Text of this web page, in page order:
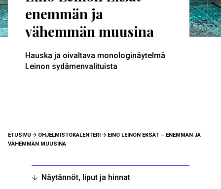
enemmän ja
vähemmän muusina
Hauska ja oivaltava monologinäytelmä
Leinon sydämenvalituista
MURUPOLKU
ETUSIVU OHJELMISTOKALENTERI
EINO LEINON EKSÄT – ENEMMÄN JA
VÄHEMMÄN MUUSINA
Näytännöt, liput ja hinnat